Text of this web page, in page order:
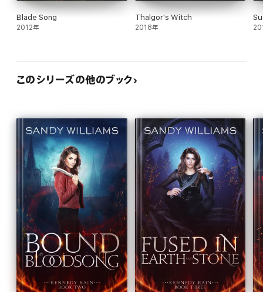
Blade Song
2012年
Thalgor's Witch
2018年
このシリーズの他のブック